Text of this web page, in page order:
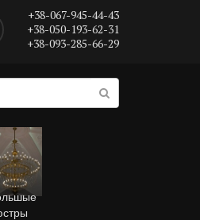
+38-067-945-44-43
+38-050-193-62-31
+38-093-285-66-29